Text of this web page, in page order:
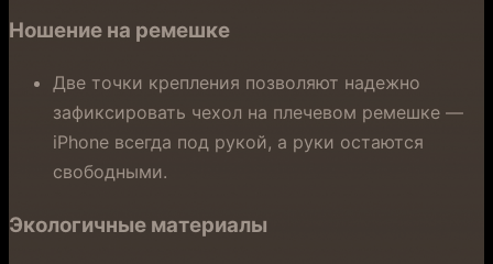
Ношение на ремешке
Две точки крепления позволяют надежно
зафиксировать чехол на плечевом ремешке —
iPhone всегда под рукой, а руки остаются
свободными.
Экологичные материалы